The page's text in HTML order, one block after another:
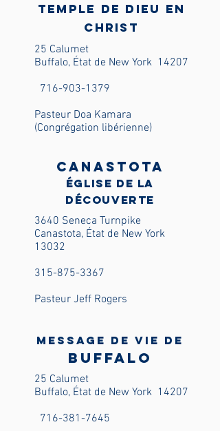
Temple de Dieu en
Christ
25 Calumet
Buffalo, État de New York 14207
716-903-1379
Pasteur Doa Kamara
(Congrégation libérienne)
Canastota
Église de la
Découverte
3640 Seneca Turnpike
Canastota, État de New York
13032
315-875-3367
Pasteur Jeff Rogers
Message de vie de
Buffalo
25 Calumet
Buffalo, État de New York 14207
716-381-7645